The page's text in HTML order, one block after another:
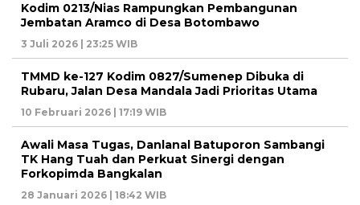
Kodim 0213/Nias Rampungkan Pembangunan
Jembatan Aramco di Desa Botombawo
3 Juli 2026 | 23:25 WIB
TMMD ke-127 Kodim 0827/Sumenep Dibuka di
Rubaru, Jalan Desa Mandala Jadi Prioritas Utama
10 Februari 2026 | 17:19 WIB
Awali Masa Tugas, Danlanal Batuporon Sambangi
TK Hang Tuah dan Perkuat Sinergi dengan
Forkopimda Bangkalan
28 Januari 2026 | 18:42 WIB